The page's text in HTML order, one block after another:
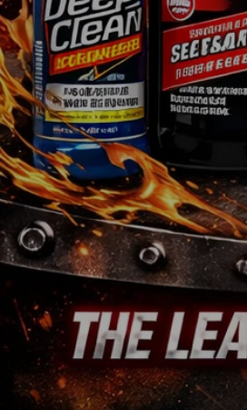
Jedes Logo ist Eigentum des jeweiligen